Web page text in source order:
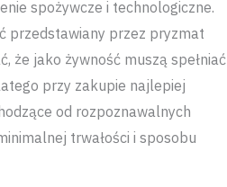
spożywcze i technologiczne.
przedstawiany przez pryzmat
że jako żywność muszą spełniać
przy zakupie najlepiej
od rozpoznawalnych
trwałości i sposobu